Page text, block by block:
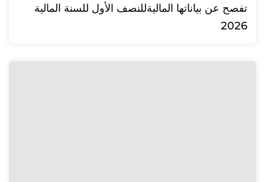
تفصح عن بياناتها الماليةللنصف الأول للسنة المالية
2026